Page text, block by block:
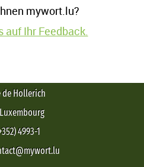
mywort.lu?
auf Ihr Feedback.
de Hollerich
Luxembourg
4993-1